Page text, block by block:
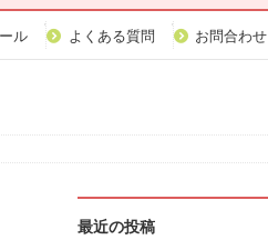
ル よくある質問 お問合わせ
最近の投稿